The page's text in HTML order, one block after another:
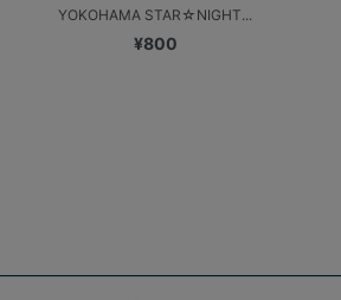
YOKOHAMA STAR☆NIGHT...
¥800